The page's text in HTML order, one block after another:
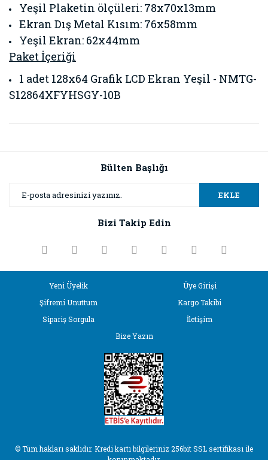
Yeşil Plaketin ölçüleri: 78x70x13mm
Ekran Dış Metal Kısım: 76x58mm
Yeşil Ekran: 62x44mm
Paket İçeriği
1 adet 128x64 Grafik LCD Ekran Yeşil - NMTG-
S12864XFYHSGY-10B
Görüş ve önerileriniz için teşekkür ederiz.
Ürün resmi kalitesiz, bozuk veya görüntülenemiyor.
Ürün bilgilerinde hatalar bulunuyor.
Gönder
Bülten Başlığı
EKLE
Bizi Takip Edin
Yeni Üyelik
Üye Girişi
Şifremi Unuttum
Kargo Takibi
Sipariş Sorgula
İletişim
Bize Yazın
© Tüm hakları saklıdır. Kredi kartı bilgileriniz 256bit SSL sertifikası ile